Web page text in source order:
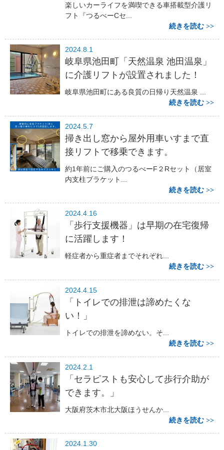
楽しいカーライフを満喫できる車搭載型介護リ
フト『つるべーCセ...
続きを読む
2024.8.1
岐阜県池田町「天然温泉 池田温泉」
に介護リフトが設置されました！
岐阜県池田町にある良質の日帰り天然温泉 ...
続きを読む
2024.5.7
掃き出し窓から屋外用車いすまで直
接リフトで移乗できます。
約1年前にご購入のつるべーF２Rセット（居室
内支柱ブラケット...
続きを読む
2024.4.16
「歩行支援機器」は早期の在宅復帰
に活躍します！
軽症者から重症者までそれぞれ...
続きを読む
2024.4.15
「トイレでの排泄は諦めたくな
い！」
トイレでの排泄を諦めない。そ...
続きを読む
2024.2.1
「セラピストも安心して歩行介助が
できます。」
大阪府茨木市北大阪ほうせんか...
続きを読む
2024.1.30